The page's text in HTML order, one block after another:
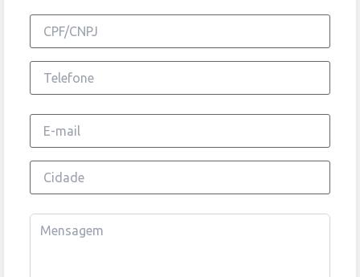
CPF/CNPJ
Telefone
E-mail
Cidade
Mensagem